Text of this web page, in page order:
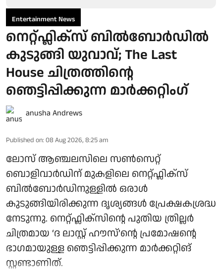
Entertainment News
നെറ്റ്ഫ്ലിക്സ് ബിൽബോർഡിൽ
കുടുങ്ങി യുവാവ്; The Last
House ചിത്രത്തിന്റെ
ഞെട്ടിപ്പിക്കുന്ന മാർക്കറ്റിം​ഗ്
anusha Andrews
Published on: 08 Aug 2026, 8:25 am
ലോസ് ആഞ്ചലസിലെ സൺസെറ്റ്
ബൊളിവാർഡിന് മുകളിലെ നെറ്റ്ഫ്ലിക്സ്
ബിൽബോർഡിനുള്ളിൽ ഒരാൾ
കുടുങ്ങിയിരിക്കുന്ന ദൃശ്യങ്ങൾ പ്രേക്ഷകശ്രദ്ധ
നേടുന്നു. നെറ്റ്ഫ്ലിക്സിന്റെ പുതിയ ത്രില്ലർ
ചിത്രമായ ‘ദ ലാസ്റ്റ് ഹൗസ്’ന്റെ പ്രമോഷന്റെ
ഭാഗമായുള്ള ഞെട്ടിപ്പിക്കുന്ന മാർക്കറ്റിങ്
സ്റ്റണ്ടാണിത്.